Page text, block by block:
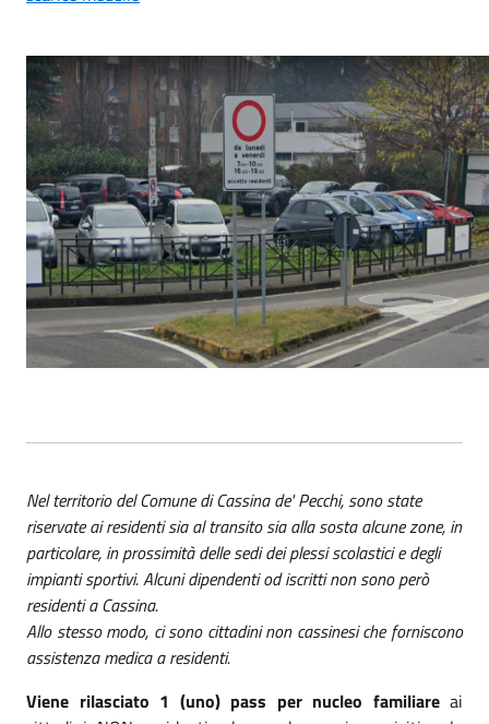
Nel territorio del Comune di Cassina de' Pecchi, sono state
riservate ai residenti sia al transito sia alla sosta alcune zone, in
particolare, in prossimità delle sedi dei plessi scolastici e degli
impianti sportivi. Alcuni dipendenti od iscritti non sono però
residenti a Cassina.
Allo stesso modo, ci sono cittadini non cassinesi che forniscono
assistenza medica a residenti.
Viene rilasciato 1 (uno) pass per nucleo familiare ai